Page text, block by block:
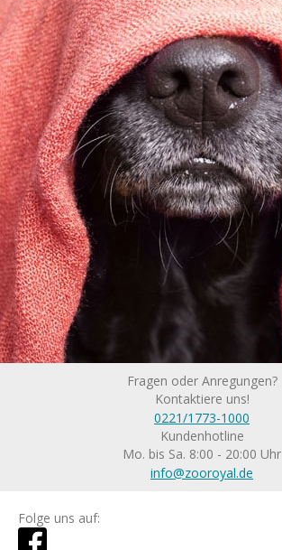
Fragen oder Anregungen?
Kontaktiere uns!
0221/1773-1000
Kundenhotline
Mo. bis Sa. 8:00 - 20:00 Uhr
info@zooroyal.de
Folge uns auf: